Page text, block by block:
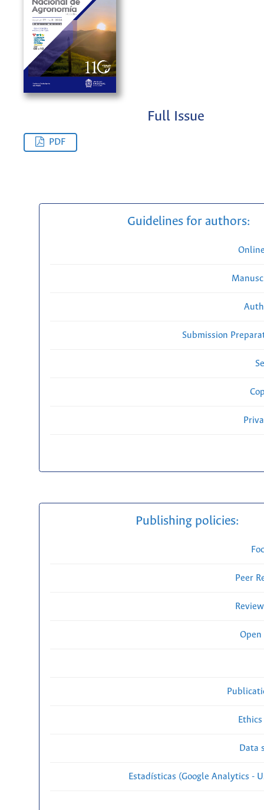
Full Issue
PDF
Guidelines for authors:
Submission
Publishing policies:
Peer
Open
Data
Estadísticas (Google Analytics -